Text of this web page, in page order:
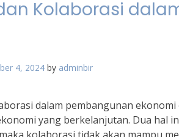
Kolaborasi
4, 2024 by adminbir
dalam pembangunan
yang berkelanjutan. Dua hal